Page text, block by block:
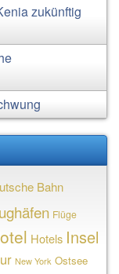
zukünftig
Bahn
Flüge
Hotels Insel
New York Ostsee